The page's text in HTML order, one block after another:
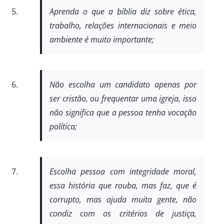
Aprenda o que a bíblia diz sobre ética,
trabalho, relações internacionais e meio
ambiente é muito importante;
Não escolha um candidato apenas por
ser cristão, ou frequentar uma igreja, isso
não significa que a pessoa tenha vocação
política;
Escolha pessoa com integridade moral,
essa história que rouba, mas faz, que é
corrupto, mas ajuda muita gente, não
condiz com os critérios de justiça,